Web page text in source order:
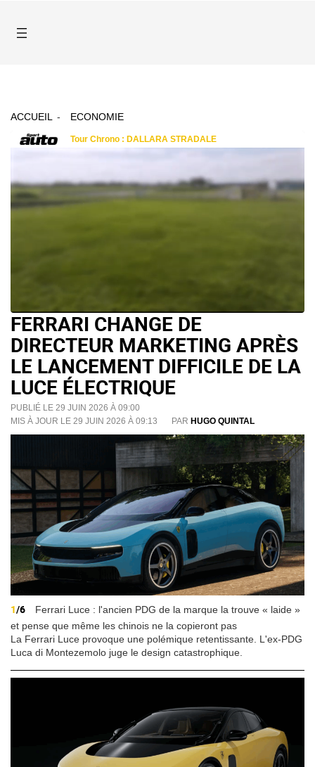
ACCUEIL ECONOMIE
FERRARI CHANGE DE
DIRECTEUR MARKETING APRÈS
LE LANCEMENT DIFFICILE DE LA
LUCE ÉLECTRIQUE
PUBLIÉ LE 29 JUIN 2026 À 09:00
MIS À JOUR LE 29 JUIN 2026 À 09:13
PAR HUGO QUINTAL
1/6
Ferrari Luce : l'ancien PDG de la marque la trouve « laide »
et pense que même les chinois ne la copieront pas
La Ferrari Luce provoque une polémique retentissante. L'ex-PDG
Luca di Montezemolo juge le design catastrophique.